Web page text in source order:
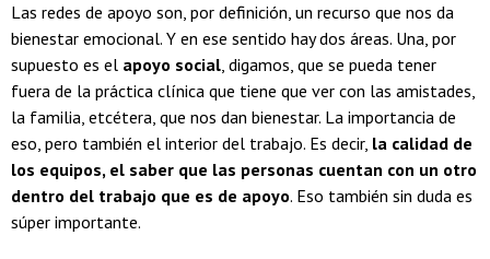
Las redes de apoyo son, por definición, un recurso que nos da
bienestar emocional. Y en ese sentido hay dos áreas. Una, por
supuesto es el apoyo social, digamos, que se pueda tener
fuera de la práctica clínica que tiene que ver con las amistades,
la familia, etcétera, que nos dan bienestar. La importancia de
eso, pero también el interior del trabajo. Es decir, la calidad de
los equipos, el saber que las personas cuentan con un otro
dentro del trabajo que es de apoyo. Eso también sin duda es
súper importante.